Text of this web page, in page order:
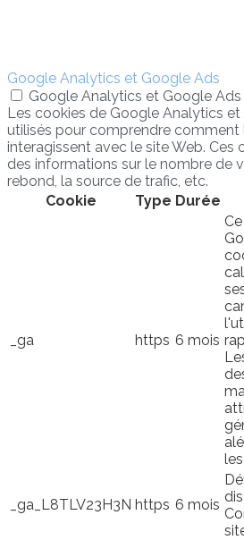
Google Analytics et Google Ads
Google Analytics et Google Ads
Les cookies de Google Analytics
utilisés pour comprendre comment
interagissent avec le site Web. Ces
des informations sur le nombre de
rebond, la source de trafic, etc.
Cookie
Type Durée
_ga https 6 mois
_ga_L8TLV23H3N https 6 mois